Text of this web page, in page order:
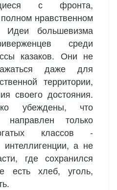
с фронта,
нравственном
Идеи большевизма
среди
казаков. Они не
даже для
территории,
своего достояния.
убеждены, что
направлен только
классов -
интеллигенции, а не
где сохранился
есть хлеб, уголь,